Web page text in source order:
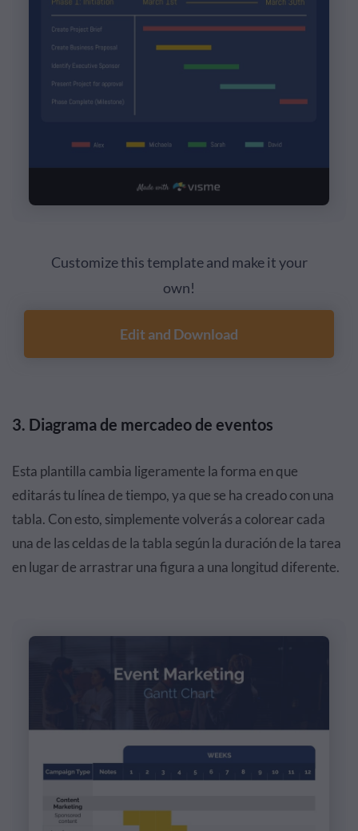
Customize this template and make it your
own!
Edit and Download
3. Diagrama de mercadeo de eventos
Esta plantilla cambia ligeramente la forma en que
editarás tu línea de tiempo, ya que se ha creado con una
tabla. Con esto, simplemente volverás a colorear cada
una de las celdas de la tabla según la duración de la tarea
en lugar de arrastrar una figura a una longitud diferente.